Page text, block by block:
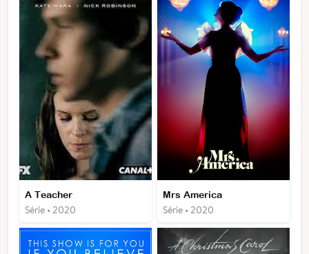
A Teacher
Série • 2020
Mrs America
Série • 2020